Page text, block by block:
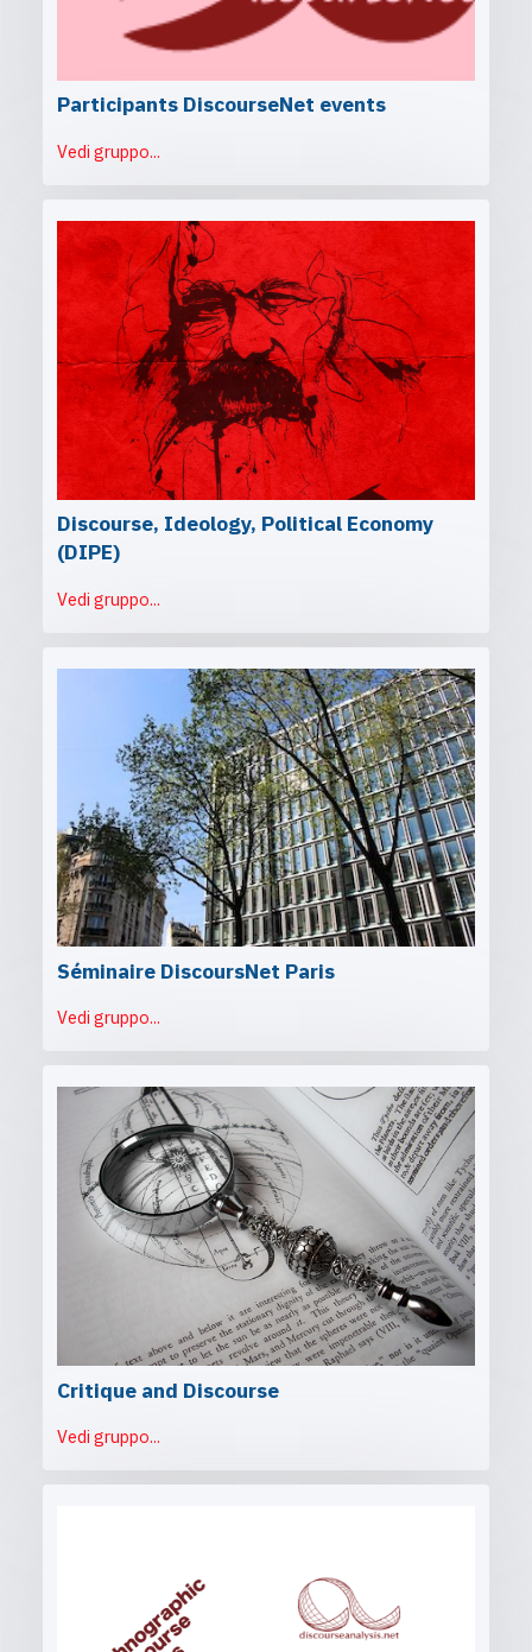
Participants DiscourseNet events
Vedi gruppo...
Discourse, Ideology, Political Economy
(DIPE)
Vedi gruppo...
Séminaire DiscoursNet Paris
Vedi gruppo...
Critique and Discourse
Vedi gruppo...